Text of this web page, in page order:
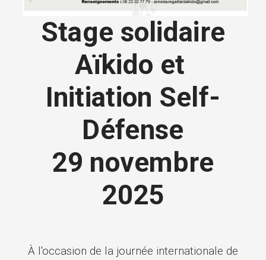
Stage solidaire
Aïkido et
Initiation Self-
Défense
29 novembre
2025
À l'occasion de la journée internationale de